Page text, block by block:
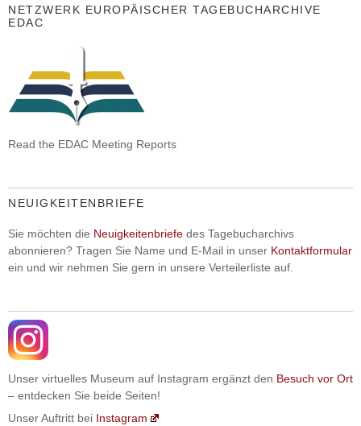
NETZWERK EUROPÄISCHER TAGEBUCHARCHIVE
EDAC
Read the EDAC Meeting Reports
NEUIGKEITENBRIEFE
Sie möchten die Neuigkeitenbriefe des Tagebucharchivs
abonnieren? Tragen Sie Name und E-Mail in unser Kontaktformular
ein und wir nehmen Sie gern in unsere Verteilerliste auf.
Unser virtuelles Museum auf Instagram ergänzt den Besuch vor Ort
– entdecken Sie beide Seiten!
Unser Auftritt bei Instagram